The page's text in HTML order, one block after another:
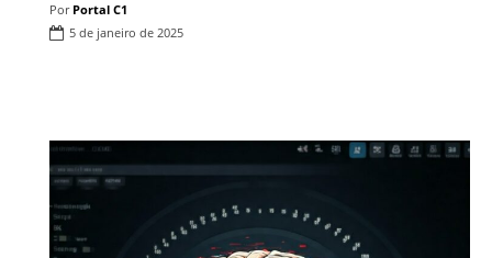
Por Portal C1
5 de janeiro de 2025